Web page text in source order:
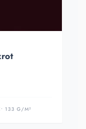
• 133 G/M²